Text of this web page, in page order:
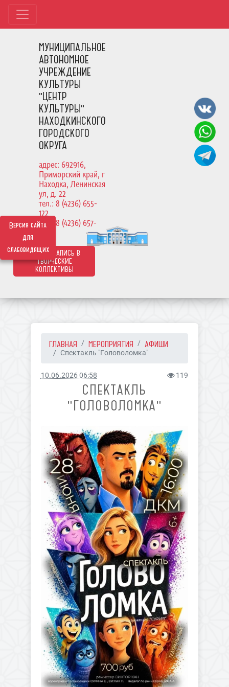
Версия сайта
для
слабовидящих
МУНИЦИПАЛЬНОЕ
АВТОНОМНОЕ
УЧРЕЖДЕНИЕ
КУЛЬТУРЫ
"ЦЕНТР
КУЛЬТУРЫ"
НАХОДКИНСКОГО
ГОРОДСКОГО
ОКРУГА
адрес: 692916,
Приморский край, г
Находка, Ленинская
ул, д. 22
тел.: 8 (4236) 655-
122
тел.: 8 (4236) 657-
ОНЛАЙН ЗАПИСЬ В
ТВОРЧЕСКИЕ
КОЛЛЕКТИВЫ
ГЛАВНАЯ МЕРОПРИЯТИЯ АФИШИ
Спектакль "Головоломка"
10.06.2026 06:58 119
СПЕКТАКЛЬ
"ГОЛОВОЛОМКА"